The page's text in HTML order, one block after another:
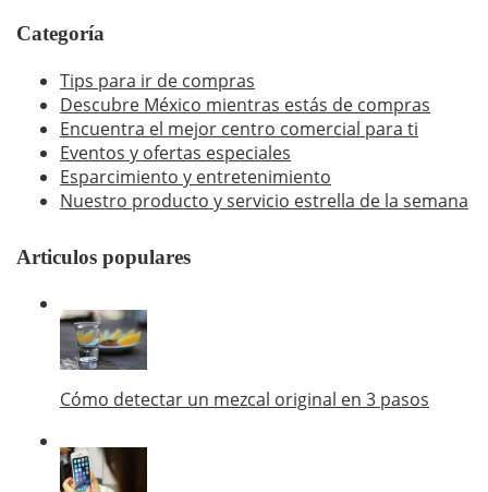
Categoría
Tips para ir de compras
Descubre México mientras estás de compras
Encuentra el mejor centro comercial para ti
Eventos y ofertas especiales
Esparcimiento y entretenimiento
Nuestro producto y servicio estrella de la semana
Articulos populares
Cómo detectar un mezcal original en 3 pasos